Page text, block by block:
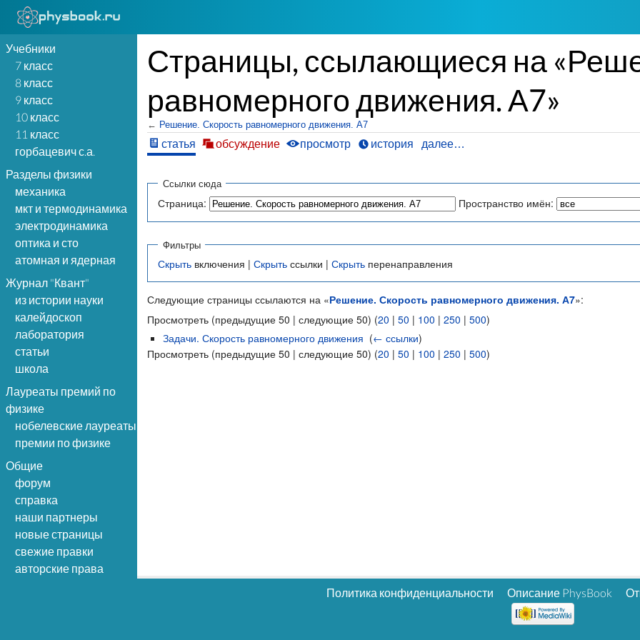
Учебники
7 класс
8 класс
9 класс
10 класс
11 класс
горбацевич с.а.
Разделы физики
механика
мкт и термодинамика
электродинамика
оптика и сто
атомная и ядерная
Журнал "Квант"
из истории науки
калейдоскоп
лаборатория
статьи
школа
Лауреаты премий по
физике
нобелевские лауреаты
премии по физике
Общие
форум
справка
наши партнеры
новые страницы
свежие правки
авторские права
Страницы, ссылающиеся на
равномерного движения. А7»
← Решение. Скорость равномерного движения. А7
статья обсуждение просмотр история далее…
Ссылки сюда
Страница: Пространство имён:
Фильтры
Скрыть включения | Скрыть ссылки | Скрыть перенаправления
Следующие страницы ссылаются на «Решение. Скорость равномерного движения. А7»:
Просмотреть (предыдущие 50 | следующие 50) (20 | 50 | 100 | 250 | 500)
Задачи. Скорость равномерного движения (← ссылки)
Просмотреть (предыдущие 50 | следующие 50) (20 | 50 | 100 | 250 | 500)
Политика конфиденциальности Описание PhysBook